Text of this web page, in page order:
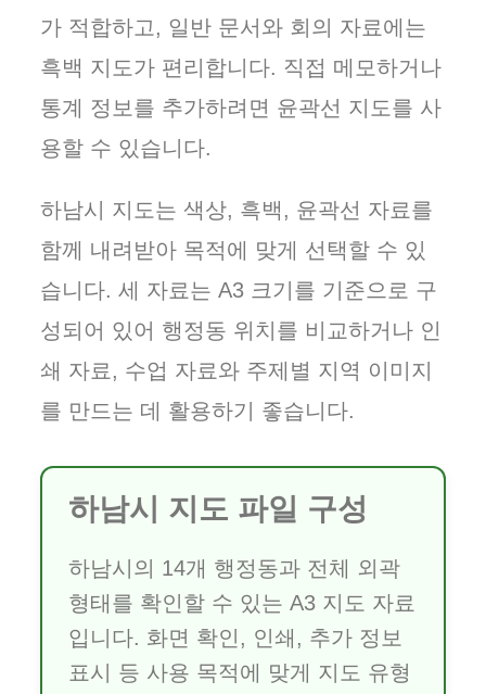
가 적합하고, 일반 문서와 회의 자료에는
흑백 지도가 편리합니다. 직접 메모하거나
통계 정보를 추가하려면 윤곽선 지도를 사
용할 수 있습니다.
하남시 지도는 색상, 흑백, 윤곽선 자료를
함께 내려받아 목적에 맞게 선택할 수 있
습니다. 세 자료는 A3 크기를 기준으로 구
성되어 있어 행정동 위치를 비교하거나 인
쇄 자료, 수업 자료와 주제별 지역 이미지
를 만드는 데 활용하기 좋습니다.
하남시 지도 파일 구성
하남시의 14개 행정동과 전체 외곽
형태를 확인할 수 있는 A3 지도 자료
입니다. 화면 확인, 인쇄, 추가 정보
표시 등 사용 목적에 맞게 지도 유형